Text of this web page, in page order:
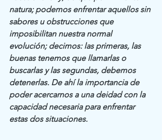
natura; podemos enfrentar aquellos sin
sabores u obstrucciones que
imposibilitan nuestra normal
evolución; decimos: las primeras, las
buenas tenemos que llamarlas o
buscarlas y las segundas, debemos
detenerlas. De ahí la importancia de
poder acercarnos a una deidad con la
capacidad necesaria para enfrentar
estas dos situaciones.